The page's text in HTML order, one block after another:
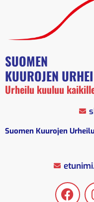
SUOMEN
KUUROJEN
Urheilu kuuluu
Suomen Kuurojen